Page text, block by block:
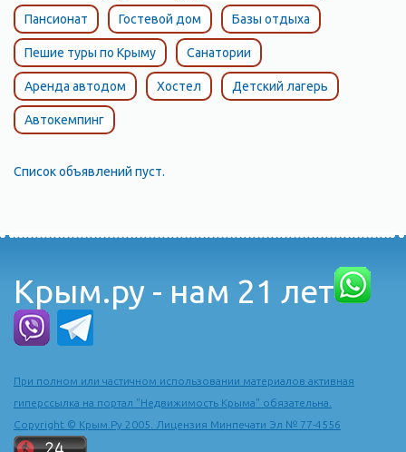
Пансионат Гостевой дом Базы отдыха
Пешие туры по Крыму Санатории
Аренда автодом Хостел Детский лагерь
Автокемпинг
Список объявлений пуст.
Крым.ру - нам 21 лет
При полном или частичном использовании материалов активная
гиперссылка на портал "Недвижимость Крыма" обязательна.
Copyright © Крым.Ру 2005. Лицензия Минпечати Эл № 77-4556